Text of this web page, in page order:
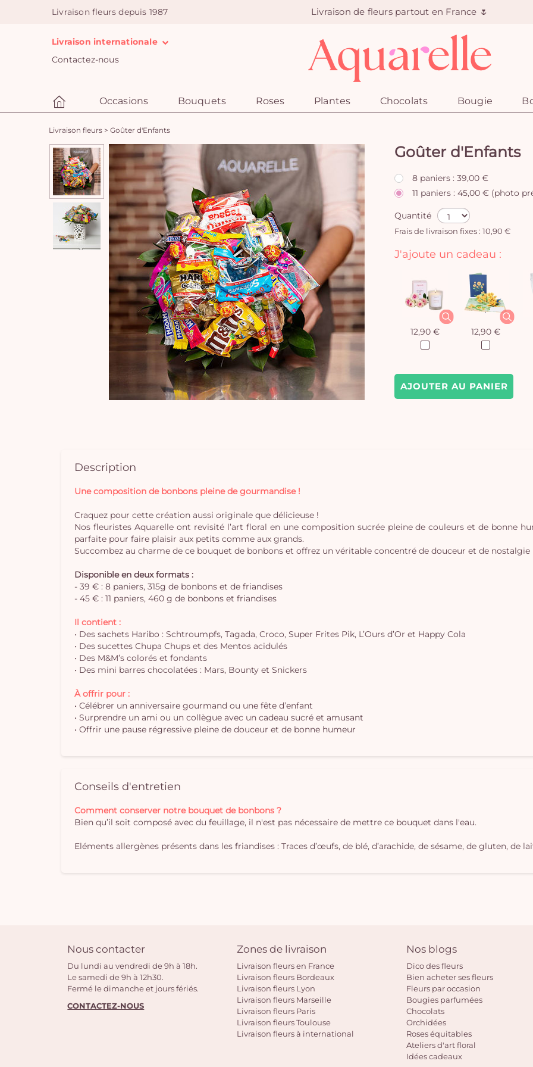
Livraison fleurs depuis 1987 Livraison de fleurs partout en France 🌷
Livraison internationale
Contactez-nous
Occasions Bouquets Roses Plantes Chocolats Bougie
Livraison fleurs > Goûter d'Enfants
Goûter d'Enfants
8 paniers : 39,00 €
11 paniers : 45,00 € (photo
Quantité
Frais de livraison fixes : 10,90 €
AJOUTER AU PANIER
J'ajoute un cadeau :
12,90 € 12,90 €
Description
Une composition de bonbons pleine de gourmandise !
Craquez pour cette création aussi originale que délicieuse !
Nos fleuristes Aquarelle ont revisité l’art floral en une composition sucrée pleine de couleurs et de bonne
parfaite pour faire plaisir aux petits comme aux grands.
Succombez au charme de ce bouquet de bonbons et offrez un véritable concentré de douceur et de nostalgie
Disponible en deux formats :
- 39 € : 8 paniers, 315g de bonbons et de friandises
- 45 € : 11 paniers, 460 g de bonbons et friandises
Il contient :
• Des sachets Haribo : Schtroumpfs, Tagada, Croco, Super Frites Pik, L’Ours d’Or et Happy Cola
• Des sucettes Chupa Chups et des Mentos acidulés
• Des M&M’s colorés et fondants
• Des mini barres chocolatées : Mars, Bounty et Snickers
À offrir pour :
• Célébrer un anniversaire gourmand ou une fête d’enfant
• Surprendre un ami ou un collègue avec un cadeau sucré et amusant
• Offrir une pause régressive pleine de douceur et de bonne humeur
Conseils d'entretien
Comment conserver notre bouquet de bonbons ?
Bien qu’il soit composé avec du feuillage, il n'est pas nécessaire de mettre ce bouquet dans l'eau.
Eléments allergènes présents dans les friandises : Traces d’œufs, de blé, d’arachide, de sésame, de gluten, de
Nous contacter
Du lundi au vendredi de 9h à 18h.
Le samedi de 9h à 12h30.
Fermé le dimanche et jours fériés.
CONTACTEZ-NOUS
Zones de livraison
Livraison fleurs en France
Livraison fleurs Bordeaux
Livraison fleurs Lyon
Livraison fleurs Marseille
Livraison fleurs Paris
Livraison fleurs Toulouse
Livraison fleurs à international
Nos blogs
Dico des fleurs
Bien acheter ses fleurs
Fleurs par occasion
Bougies parfumées
Chocolats
Orchidées
Roses équitables
Ateliers d'art floral
Idées cadeaux